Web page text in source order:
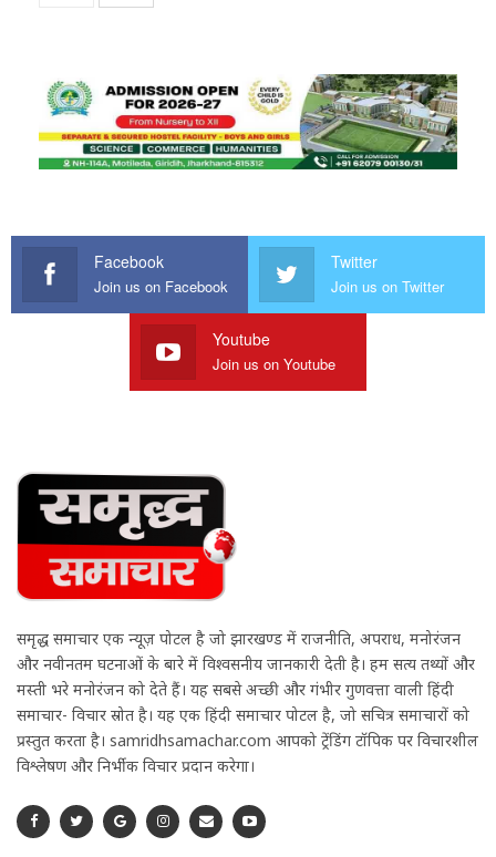
Facebook
Join us on Facebook
Twitter
Join us on Twitter
Youtube
Join us on Youtube
समृद्ध समाचार एक न्यूज़ पोर्टल है जो झारखण्ड में राजनीति, अपराध, मनोरंजन
और नवीनतम घटनाओं के बारे में विश्वसनीय जानकारी देती है। हम सत्य तथ्यों और
मस्ती भरे मनोरंजन को देते हैं। यह सबसे अच्छी और गंभीर गुणवत्ता वाली हिंदी
समाचार- विचार स्रोत है। यह एक हिंदी समाचार पोर्टल है, जो सचित्र समाचारों को
प्रस्तुत करता है। samridhsamachar.com आपको ट्रेंडिंग टॉपिक पर विचारशील
विश्लेषण और निर्भीक विचार प्रदान करेगा।